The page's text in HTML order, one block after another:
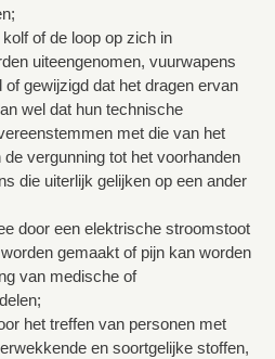
of de loop op zich in
uiteengenomen, vuurwapens
gewijzigd dat het dragen ervan
wel dat hun technische
met die van het
vergunning tot het voorhanden
die uiterlijk gelijken op een ander
door een elektrische stroomstoot
gemaakt of pijn kan worden
van medische of
het treffen van personen met
en soortgelijke stoffen,